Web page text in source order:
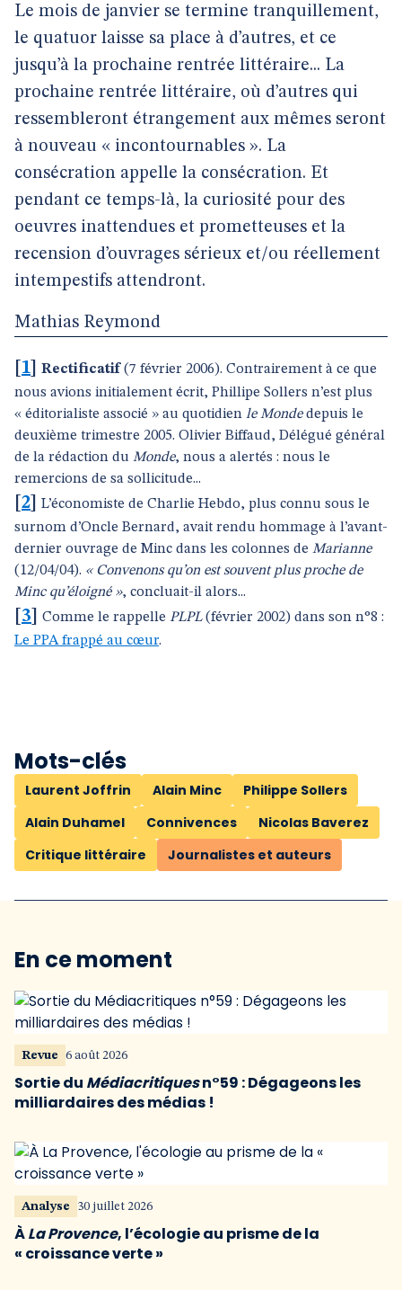
Le mois de janvier se termine tranquillement,
le quatuor laisse sa place à d’autres, et ce
jusqu’à la prochaine rentrée littéraire... La
prochaine rentrée littéraire, où d’autres qui
ressembleront étrangement aux mêmes seront
à nouveau « incontournables ». La
consécration appelle la consécration. Et
pendant ce temps-là, la curiosité pour des
oeuvres inattendues et prometteuses et la
recension d’ouvrages sérieux et/ou réellement
intempestifs attendront.
Mathias Reymond
1 Rectificatif(7 février 2006). Contrairement à ce que
nous avions initialement écrit, Phillipe Sollers n’est plus
« éditorialiste associé » au quotidien le Mondedepuis le
deuxième trimestre 2005. Olivier Biffaud, Délégué général
de la rédaction du Monde, nous a alertés : nous le
remercions de sa sollicitude...
2
L’économiste de Charlie Hebdo, plus connu sous le
surnom d’Oncle Bernard, avait rendu hommage à l’avant-
dernier ouvrage de Minc dans les colonnes de Marianne
(12/04/04). « Convenons qu’on est souvent plus proche de
Minc qu’éloigné », concluait-il alors...
3 Comme le rappelle PLPL(février 2002) dans son n°8 :
Le PPA frappé au cœur.
Mots-clés
Laurent Joffrin Alain Minc
Philippe Sollers
Alain Duhamel
Connivences
Nicolas Baverez
Critique littéraire
Journalistes et auteurs
En ce moment
Revue 6 août 2026
Sortie du Médiacritiquesn°59 : Dégageons les
milliardaires des médias !
Analyse 30 juillet 2026
ÀLa Provence, l’écologie au prisme de la
« croissance verte »